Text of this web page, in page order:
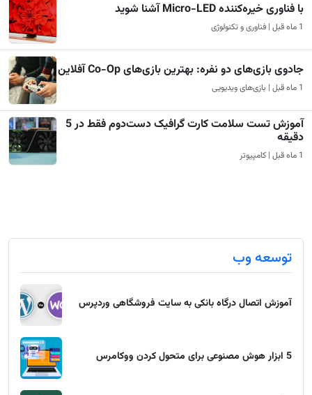
با فناوری خیره‌کننده Micro-LED آشنا شوید
1 ماه قبل | فناوری و تکنولوژی
جادوی بازی‌های دو نفره: بهترین بازی‌های Co-Op آفلاین
1 ماه قبل | بازی‌های ویدیویی
آموزش تست سلامت کارت گرافیک دست‌دوم فقط در 5
دقیقه
1 ماه قبل | کامپیوتر
توسعه وب
آموزش اتصال درگاه بانکی به سایت فروشگاهی وردپرس
5 ابزار هوش مصنوعی برای متحول کردن ووکامرس